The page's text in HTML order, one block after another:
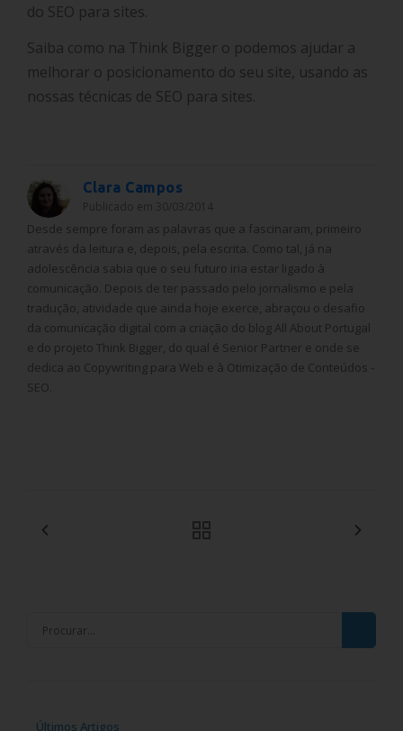
do SEO para sites.
Saiba como na Think Bigger o podemos ajudar a
melhorar o posicionamento do seu site, usando as
nossas técnicas de SEO para sites.
Clara Campos
Publicado em 30/03/2014
Desde sempre foram as palavras que a fascinaram, primeiro
através da leitura e, depois, pela escrita. Como tal, já na
adolescência sabia que o seu futuro iria estar ligado à
comunicação. Depois de ter passado pelo jornalismo e pela
tradução, atividade que ainda hoje exerce, abraçou o desafio
da comunicação digital com a criação do blog All About Portugal
e do projeto Think Bigger, do qual é Senior Partner e onde se
dedica ao Copywriting para Web e à Otimização de Conteúdos -
SEO.
Últimos Artigos